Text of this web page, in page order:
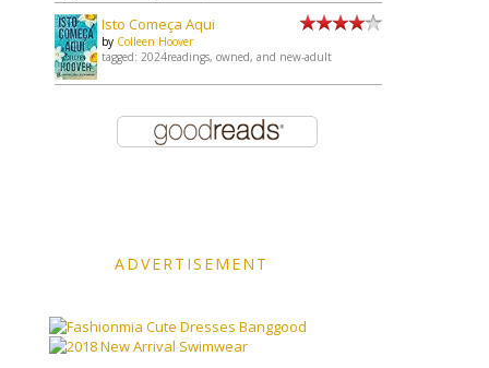
Isto Começa Aqui
by Colleen Hoover
tagged: 2024readings, owned, and new-adult
ADVERTISEMENT
Banggood